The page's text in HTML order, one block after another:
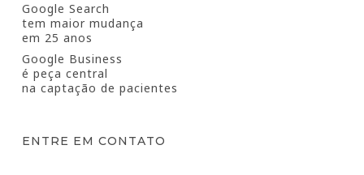
Google Search
tem maior mudança
em 25 anos
Google Business
é peça central
na captação de pacientes
ENTRE EM CONTATO